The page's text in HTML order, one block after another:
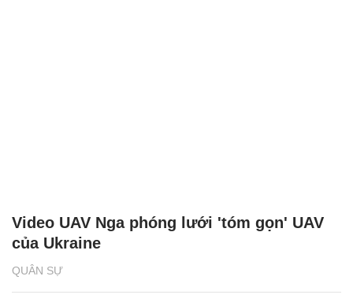
QUÂN SỰ
Video UAV Nga phóng lưới 'tóm gọn' UAV
của Ukraine